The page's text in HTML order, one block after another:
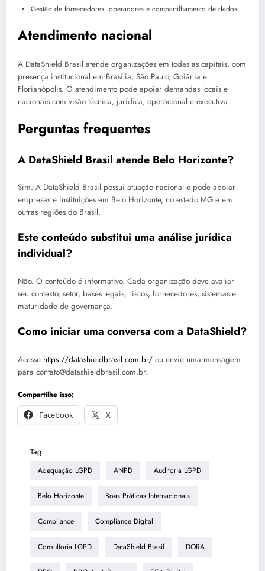
Gestão de fornecedores, operadores e compartilhamento de dados.
Atendimento nacional
A DataShield Brasil atende organizações em todas as capitais, com
presença institucional em Brasília, São Paulo, Goiânia e
Florianópolis. O atendimento pode apoiar demandas locais e
nacionais com visão técnica, jurídica, operacional e executiva.
Perguntas frequentes
A DataShield Brasil atende Belo Horizonte?
Sim. A DataShield Brasil possui atuação nacional e pode apoiar
empresas e instituições em Belo Horizonte, no estado MG e em
outras regiões do Brasil.
Este conteúdo substitui uma análise jurídica
individual?
Não. O conteúdo é informativo. Cada organização deve avaliar
seu contexto, setor, bases legais, riscos, fornecedores, sistemas e
maturidade de governança.
Como iniciar uma conversa com a DataShield?
Acesse https://datashieldbrasil.com.br/ ou envie uma mensagem
para contato@datashieldbrasil.com.br.
Compartilhe isso:
Facebook
X
Tag
Adequação LGPD ANPD Auditoria LGPD
Belo Horizonte Boas Práticas Internacionais
Compliance Compliance Digital
Consultoria LGPD DataShield Brasil DORA